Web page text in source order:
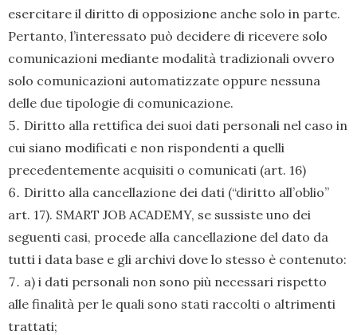
esercitare il diritto di opposizione anche solo in parte.
Pertanto, l’interessato può decidere di ricevere solo
comunicazioni mediante modalità tradizionali ovvero
solo comunicazioni automatizzate oppure nessuna
delle due tipologie di comunicazione.
Diritto alla rettifica dei suoi dati personali nel caso in
cui siano modificati e non rispondenti a quelli
precedentemente acquisiti o comunicati (art. 16)
Diritto alla cancellazione dei dati (“diritto all’oblio”
art. 17). SMART JOB ACADEMY, se sussiste uno dei
seguenti casi, procede alla cancellazione del dato da
tutti i data base e gli archivi dove lo stesso è contenuto:
a) i dati personali non sono più necessari rispetto
alle finalità per le quali sono stati raccolti o altrimenti
trattati;